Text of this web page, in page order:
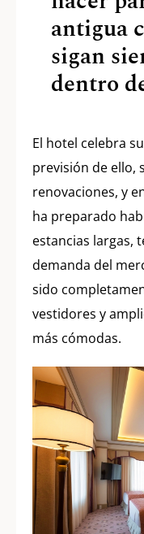
antigua
sigan
dentro
El hotel celebra
previsión de ello,
renovaciones, y
ha preparado
estancias largas,
demanda del
sido
vestidores y
más cómodas.